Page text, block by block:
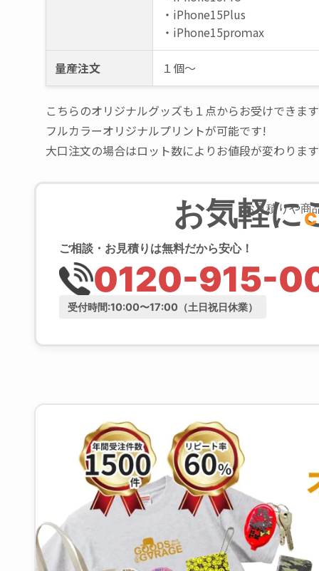
１個～
こちらのオリジナルグッズも１点からお受けできま
フルカラーオリジナルプリントが可能です!
大口注文の場合はロット数によりお値段が変わりま
お気軽に
ご相談・お見積りは無料だから安心！
0120-915-
受付時間:10:00〜17:00（土日祝日休業）